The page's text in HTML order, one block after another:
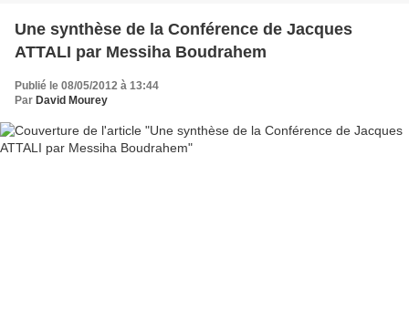
Une synthèse de la Conférence de Jacques
ATTALI par Messiha Boudrahem
Publié le 08/05/2012 à 13:44
Par David Mourey